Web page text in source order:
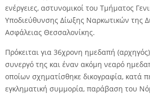
ενέργειες, αστυνομικοί του Τμήματος
Υποδιεύθυνσης Δίωξης Ναρκωτικών της
Ασφάλειας Θεσσαλονίκης.
Πρόκειται για 36χρονη ημεδαπή
συνεργό της και έναν ακόμη νεαρό
οποίων σχηματίσθηκε δικογραφία, κατά
εγκληματική συμμορία, παράβαση του